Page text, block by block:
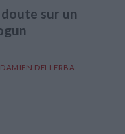
sur un
DAMIEN DELLERBA